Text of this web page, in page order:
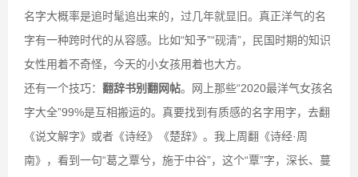
名字大概率是追时髦追出来的，过几年就显旧。真正洋气的名
字有一种跨时代的从容感。比如“知予”“砚清”，民国时期的知识
女性用着不奇怪，今天的小女孩用着也大方。
还有一个技巧： 翻辞书别翻网帖。网上那些“2020最洋气女孩名
字大全”99%是互相搬运的。真要找到有质感的名字用字，去翻
《说文解字》或者《诗经》《楚辞》。我上周翻《诗经·周
南》，看到一句“葛之覃兮，施于中谷”，这个“覃”字，深长、蔓